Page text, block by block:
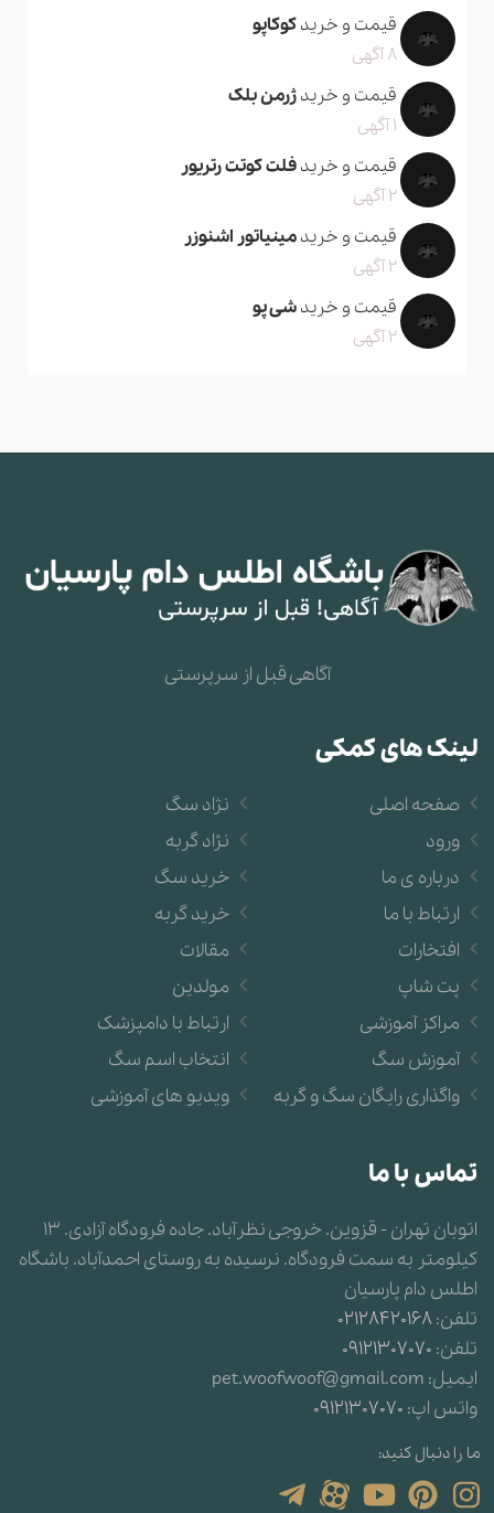
قیمت و خریدکوکاپو
8 آگهی
قیمت و خریدژرمن بلک
1 آگهی
قیمت و خریدفلت کوتت رتریور
2 آگهی
قیمت و خریدمینیاتور اشنوزر
2 آگهی
قیمت و خریدشی پو
2 آگهی
آگاهی قبل از سرپرستی
لینک های کمکی
نژاد سگ
نژاد گربه
خرید سگ
خرید گربه
مقالات
مولدین
ارتباط با دامپزشک
انتخاب اسم سگ
ویدیو های آموزشی
صفحه اصلی
ورود
درباره ی ما
ارتباط با ما
افتخارات
پت شاپ
مراکز آموزشی
آموزش سگ
واگذاری رایگان سگ و گربه
تماس با ما
اتوبان تهران - قزوین. خروجی نظرآباد. جاده فرودگاه آزادی. 13
کیلومتر به سمت فرودگاه. نرسیده به روستای احمدآباد. باشگاه
اطلس دام پارسیان
تلفن:02128420168
تلفن: 09121307070
ایمیل: pet.woofwoof@gmail.com
واتس اپ: 09121307070
ما را دنبال کنید: